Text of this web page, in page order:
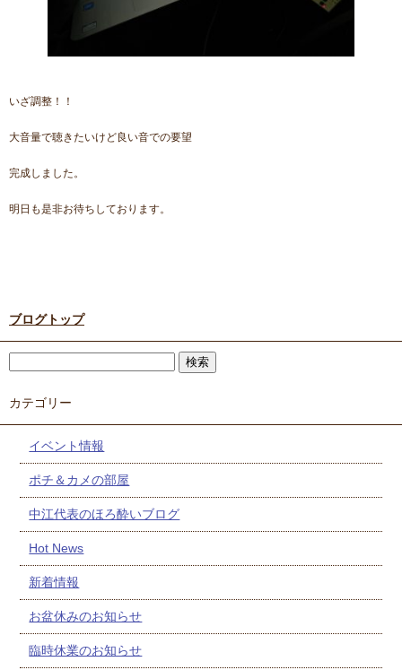
いざ調整！！
大音量で聴きたいけど良い音での要望
完成しました。
明日も是非お待ちしております。
ブログトップ
カテゴリー
イベント情報
ポチ＆カメの部屋
中江代表のほろ酔いブログ
Hot News
新着情報
お盆休みのお知らせ
臨時休業のお知らせ